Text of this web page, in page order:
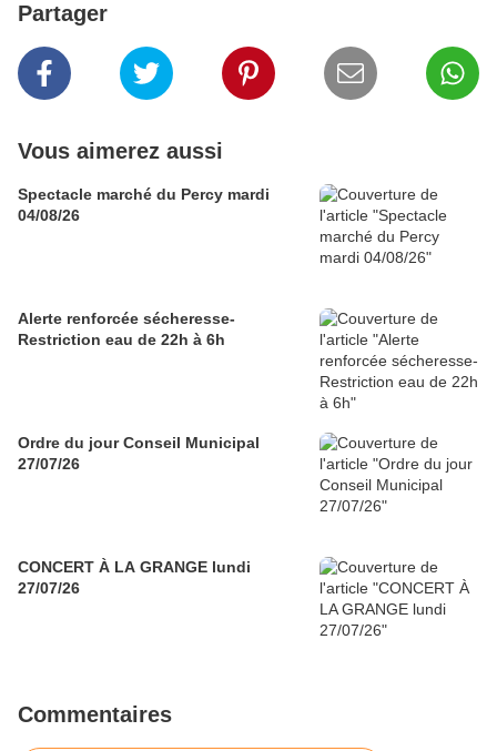
Partager
Vous aimerez aussi
Spectacle marché du Percy mardi
04/08/26
Alerte renforcée sécheresse-
Restriction eau de 22h à 6h
Ordre du jour Conseil Municipal
27/07/26
CONCERT À LA GRANGE lundi
27/07/26
Commentaires